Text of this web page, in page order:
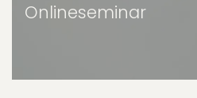
Onlineseminar